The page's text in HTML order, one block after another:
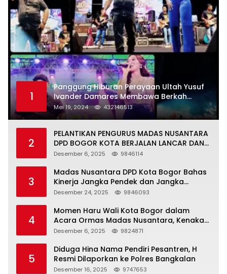
1
Panggung Hiburan Perayaan Ultah Yusuf
Ivander Damares Membawa Berkah
Warga Kejapanan
Mei 19, 2024 432146513
2
PELANTIKAN PENGURUS MADAS NUSANTARA
DPD BOGOR KOTA BERJALAN LANCAR DAN
KHIDMAT
Desember 6, 2025 9846114
3
Madas Nusantara DPD Kota Bogor Bahas
Kinerja Jangka Pendek dan Jangka
Panjang
Desember 24, 2025 9846093
4
Momen Haru Wali Kota Bogor dalam
Acara Ormas Madas Nusantara, Kenakan
Peci Hitam Tinggi sebagai Simbol
Desember 6, 2025 9824871
5
Diduga Hina Nama Pendiri Pesantren, H
Resmi Dilaporkan ke Polres Bangkalan
Desember 16, 2025 9747653